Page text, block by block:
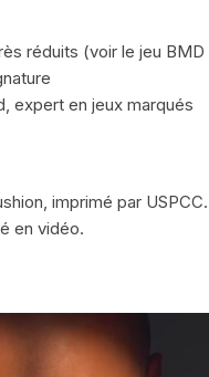
réduits (voir le jeu BMD
expert en jeux marqués
imprimé par USPCC.
en vidéo.